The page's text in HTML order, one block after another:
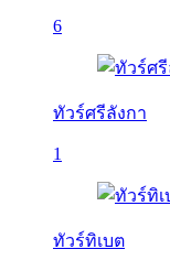
6
ทัวร์ศรีลังกา
1
ทัวร์ทิเบต